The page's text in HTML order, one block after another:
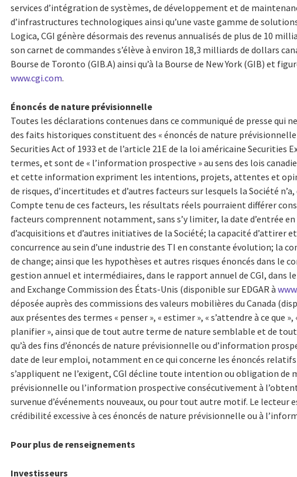
services d’intégration de systèmes, de développement et de
d’infrastructures technologiques ainsi qu’une vaste gamme de
Logica, CGI génère désormais des revenus annualisés de plus de 10
son carnet de commandes s’élève à environ 18,3 milliards de dollars
Bourse de Toronto (GIB.A) ainsi qu’à la Bourse de New York (GIB) et
www.cgi.com.
Énoncés de nature prévisionnelle
Toutes les déclarations contenues dans ce communiqué de presse qui
des faits historiques constituent des « énoncés de nature prévisionnelle
Securities Act of 1933 et de l’article 21E de la loi américaine Securities
termes, et sont de « l’information prospective » au sens des lois
et cette information expriment les intentions, projets, attentes et
de risques, d’incertitudes et d’autres facteurs sur lesquels la Société
Compte tenu de ces facteurs, les résultats réels pourraient différer
facteurs comprennent notamment, sans s’y limiter, la date d’entrée
d’acquisitions et d’autres initiatives de la Société; la capacité d’attirer
concurrence au sein d’une industrie des TI en constante évolution; la
de change; ainsi que les hypothèses et autres risques énoncés dans le
gestion annuel et intermédiaires, dans le rapport annuel de CGI, dans
and Exchange Commission des États-Unis (disponible sur EDGAR à
déposée auprès des commissions des valeurs mobilières du Canada
aux présentes des termes « penser », « estimer », « s’attendre à ce que
planifier », ainsi que de tout autre terme de nature semblable et de
qu’à des fins d’énoncés de nature prévisionnelle ou d’information
date de leur emploi, notamment en ce qui concerne les énoncés
s’appliquent ne l’exigent, CGI décline toute intention ou obligation de
prévisionnelle ou l’information prospective consécutivement à
survenue d’événements nouveaux, ou pour tout autre motif. Le lecteur
crédibilité excessive à ces énoncés de nature prévisionnelle ou à
Pour plus de renseignements
Investisseurs